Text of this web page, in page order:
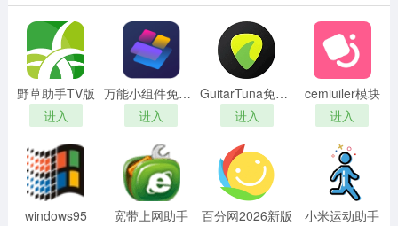
野草助手TV版
进入
万能小组件免费版
进入
GuitarTuna免费版
进入
cemiuiler模块
进入
windows95
宽带上网助手
百分网2026新版
小米运动助手